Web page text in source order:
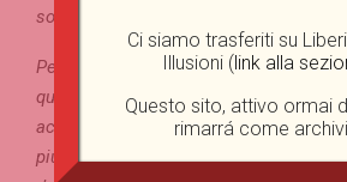
sono ancora possibili.
Perché la costruzione di un nuovo
questa è la terza dimensione degli
accelerando, e i suoi contorni stanno
più chiaramente visibili attraverso il
Ci siamo trasferiti su
Illusioni (link alla
Questo sito, attivo ormai
rimarrá come